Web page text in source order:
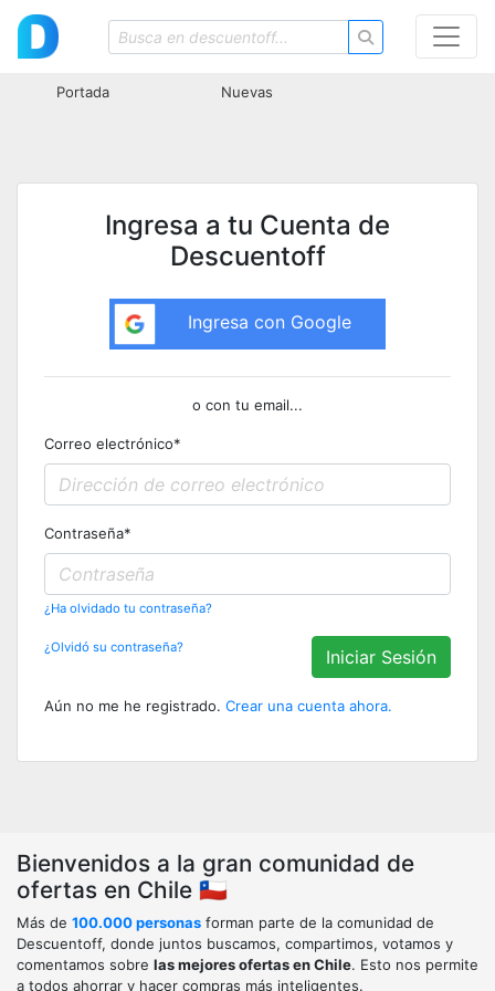
Portada Nuevas
Ingresa a tu Cuenta de
Descuentoff
Ingresa con Google
o con tu email...
Correo electrónico*
Contraseña*
¿Ha olvidado tu contraseña?
¿Olvidó su contraseña? Iniciar Sesión
Aún no me he registrado. Crear una cuenta ahora.
Bienvenidos a la gran comunidad de
ofertas en Chile 🇨🇱
Más de 100.000 personas forman parte de la comunidad de
Descuentoff, donde juntos buscamos, compartimos, votamos y
comentamos sobre las mejores ofertas en Chile. Esto nos permite
a todos ahorrar y hacer compras más inteligentes.